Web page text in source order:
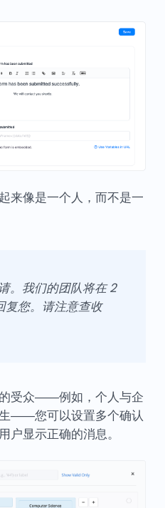
来像是一个人，而不是一
。我们的团队将在 2
复您。请注意查收
受众——例如，个人与企
——您可以设置多个确认
户显示正确的消息。